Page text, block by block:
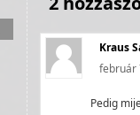
Kraus
február
Pedig